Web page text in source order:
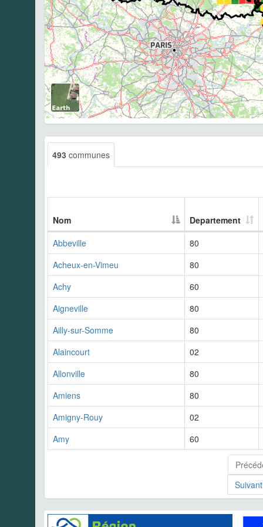
493 communes
Nom
Departement
Abbeville
80
Acheux-en-Vimeu
80
Achy
60
Aigneville
80
Ailly-sur-Somme
80
Alaincourt
02
Allonville
80
Amiens
80
Amigny-Rouy
02
Amy
60
Suivant